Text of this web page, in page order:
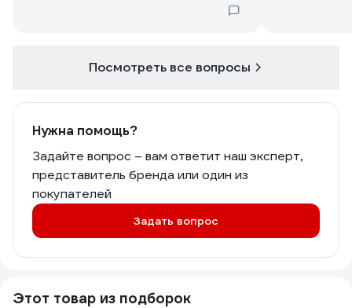
Посмотреть все вопросы
Нужна помощь?
Задайте вопрос – вам ответит наш эксперт,
представитель бренда или один из
покупателей
Задать вопрос
Этот товар из подборок